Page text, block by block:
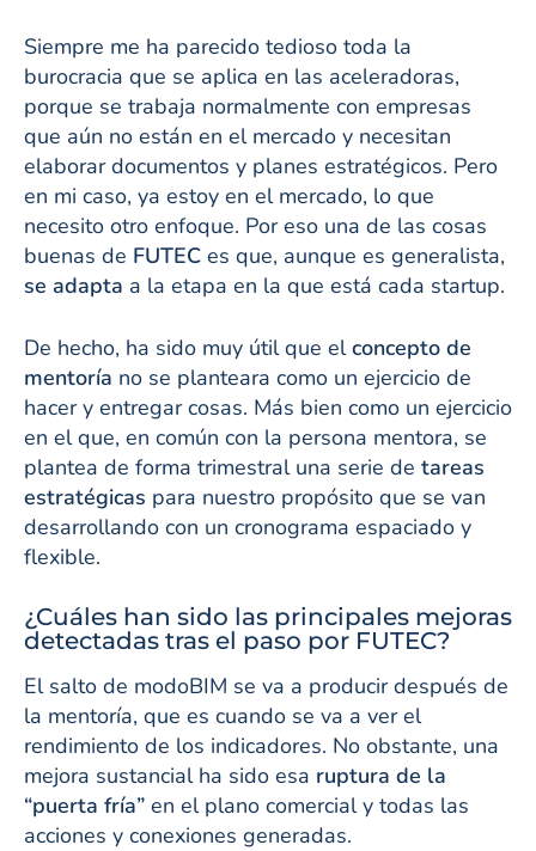
Siempre me ha parecido tedioso toda la
burocracia que se aplica en las aceleradoras,
porque se trabaja normalmente con empresas
que aún no están en el mercado y necesitan
elaborar documentos y planes estratégicos. Pero
en mi caso, ya estoy en el mercado, lo que
necesito otro enfoque. Por eso una de las cosas
buenas de FUTEC es que, aunque es generalista,
se adapta a la etapa en la que está cada startup.
De hecho, ha sido muy útil que elconcepto de
mentoría no se planteara como un ejercicio de
hacer y entregar cosas. Más bien como un ejercicio
en el que, en común con la persona mentora, se
plantea de forma trimestral una serie de tareas
estratégicas para nuestro propósito que se van
desarrollando con un cronograma espaciado y
flexible.
¿Cuáles han sido las principales mejoras
detectadas tras el paso por FUTEC?
El salto de modoBIM se va a producir después de
la mentoría, que es cuando se va a ver el
rendimiento de los indicadores. No obstante, una
mejora sustancial ha sido esa ruptura de la
“puerta fría” en el plano comercial y todas las
acciones y conexiones generadas.